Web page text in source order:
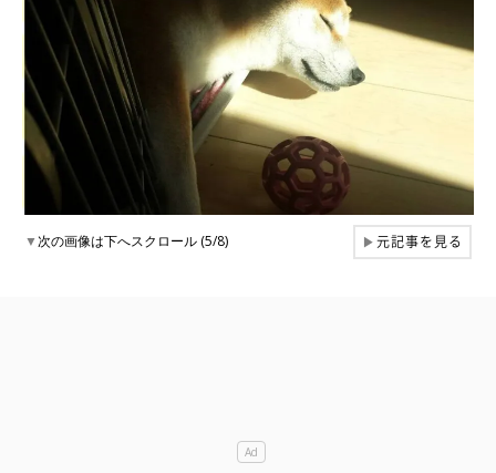
▼次の画像は下へスクロール (5/8) ▶元記事を見る